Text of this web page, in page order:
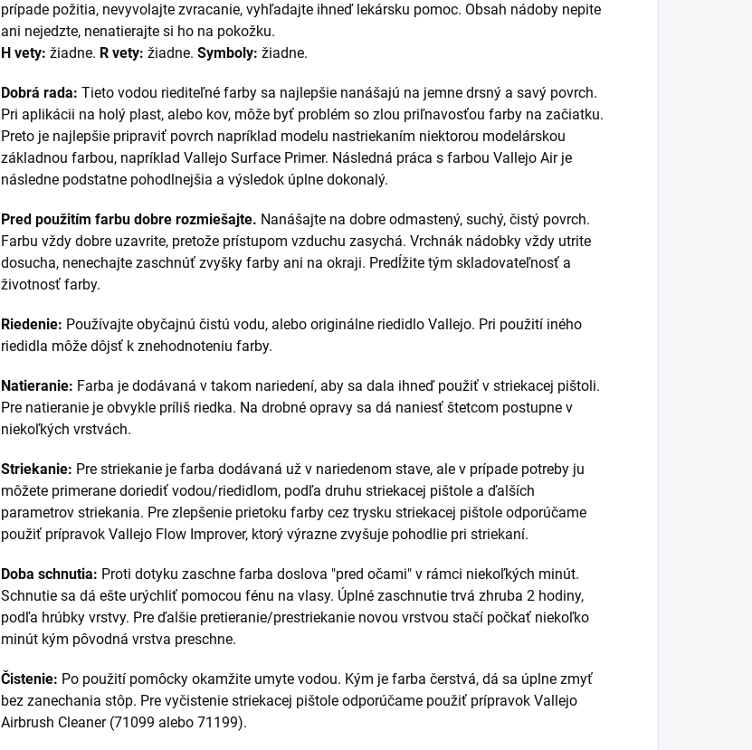
prípade požitia, nevyvolajte zvracanie, vyhľadajte ihneď lekársku pomoc. Obsah nádoby nepite
ani nejedzte, nenatierajte si ho na pokožku.
H vety: žiadne. R vety: žiadne. Symboly: žiadne.
Dobrá rada: Tieto vodou riediteľné farby sa najlepšie nanášajú na jemne drsný a savý povrch.
Pri aplikácii na holý plast, alebo kov, môže byť problém so zlou priľnavosťou farby na začiatku.
Preto je najlepšie pripraviť povrch napríklad modelu nastriekaním niektorou modelárskou
základnou farbou, napríklad Vallejo Surface Primer. Následná práca s farbou Vallejo Air je
následne podstatne pohodlnejšia a výsledok úplne dokonalý.
Pred použitím farbu dobre rozmiešajte. Nanášajte na dobre odmastený, suchý, čistý povrch.
Farbu vždy dobre uzavrite, pretože prístupom vzduchu zasychá. Vrchnák nádobky vždy utrite
dosucha, nenechajte zaschnúť zvyšky farby ani na okraji. Predĺžite tým skladovateľnosť a
životnosť farby.
Riedenie: Používajte obyčajnú čistú vodu, alebo originálne riedidlo Vallejo. Pri použití iného
riedidla môže dôjsť k znehodnoteniu farby.
Natieranie: Farba je dodávaná v takom nariedení, aby sa dala ihneď použiť v striekacej pištoli.
Pre natieranie je obvykle príliš riedka. Na drobné opravy sa dá naniesť štetcom postupne v
niekoľkých vrstvách.
Striekanie: Pre striekanie je farba dodávaná už v nariedenom stave, ale v prípade potreby ju
môžete primerane doriediť vodou/riedidlom, podľa druhu striekacej pištole a ďalších
parametrov striekania. Pre zlepšenie prietoku farby cez trysku striekacej pištole odporúčame
použiť prípravok Vallejo Flow Improver, ktorý výrazne zvyšuje pohodlie pri striekaní.
Doba schnutia: Proti dotyku zaschne farba doslova "pred očami" v rámci niekoľkých minút.
Schnutie sa dá ešte urýchliť pomocou fénu na vlasy. Úplné zaschnutie trvá zhruba 2 hodiny,
podľa hrúbky vrstvy. Pre ďalšie pretieranie/prestriekanie novou vrstvou stačí počkať niekoľko
minút kým pôvodná vrstva preschne.
Čistenie: Po použití pomôcky okamžite umyte vodou. Kým je farba čerstvá, dá sa úplne zmyť
bez zanechania stôp. Pre vyčistenie striekacej pištole odporúčame použiť prípravok Vallejo
Airbrush Cleaner (71099 alebo 71199).